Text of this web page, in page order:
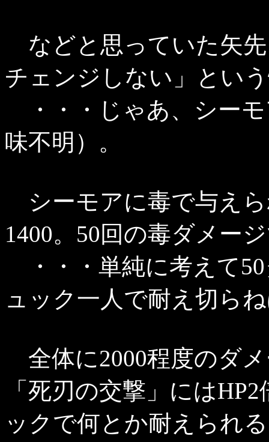
などと思っていた矢
チェンジしない」とい
・・・じゃあ、シー
味不明）。
シーモアに毒で与え
1400。50回の毒ダメー
・・・単純に考えて
ュック一人で耐え切ら
全体に2000程度のダ
「死刃の交撃」には
ックで何とか耐えられ